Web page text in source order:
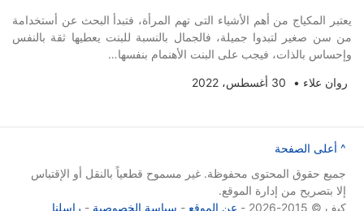
يعتبر المكياج من أهم الأشياء التى تهم المرأة، فتبدأ البحث عن أستخدامة
من سن صغير لتبدوا جميلة، فالجمال بالنسبة للبنت يعطيها ثقة بالنفس
وإحساس بالذات، فيجب على البنت الأهنمام بنفسها…
روان علاء • 30 أغسطس، 2022
^ أعلى الصفحة
جميع حقوق المحتوى محفوظة. غير مسموح قطعياً بالنقل أو الإقتباس
إلا بتصريح من إدارة الموقع.
كيف © 2015-2026 -
عن الموقع - سياسة الخصوصية - راسلنا